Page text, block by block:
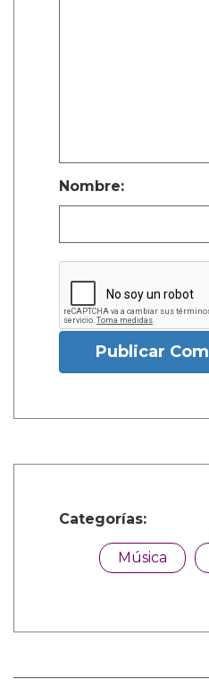
Nombre:
Publicar
Categorías:
Música